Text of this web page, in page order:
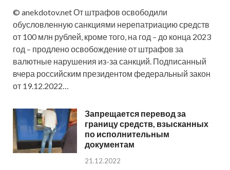
© anekdotov.net От штрафов освободили
обусловленную санкциями нерепатриацию средств
от 100 млн рублей, кроме того, на год – до конца 2023
год – продлено освобождение от штрафов за
валютные нарушения из-за санкций. Подписанный
вчера российским президентом федеральный закон
от 19.12.2022…
Запрещается перевод за
границу средств, взысканных
по исполнительным
документам
21.12.2022